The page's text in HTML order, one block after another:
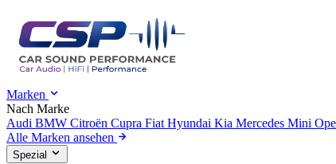
Marken
Nach Marke
Audi BMW Citroën Cupra Fiat Hyundai Kia Mercedes Mini
Alle Marken ansehen
Spezial